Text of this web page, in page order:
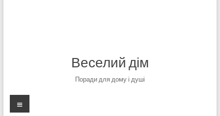
Веселий дім
Поради для дому і душі
Меню